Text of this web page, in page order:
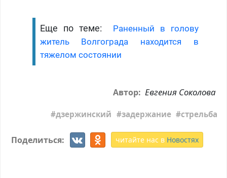
Еще по теме: Раненный в голову
житель Волгограда находится в
тяжелом состоянии
Автор: Евгения Соколова
дзержинский задержание стрельба
Поделиться: читайте нас в Новостях